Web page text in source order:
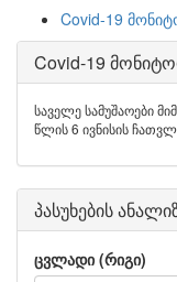
Covid-19
Covid-19
საველე სამუშაოები
წლის 6 ივნისის
პასუხების
ცვლადი (რიგი)